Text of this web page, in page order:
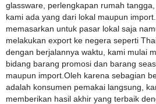
glassware, perlengkapan rumah
kami ada yang dari lokal maupun
memasarkan untuk pasar lokal saja
melakukan export ke negera seperti
dengan berjalannya waktu, kami mulai
bidang barang promosi dan barang
maupun import.Oleh karena sebagian
adalah konsumen pemakai langsung,
memberikan hasil akhir yang terbaik